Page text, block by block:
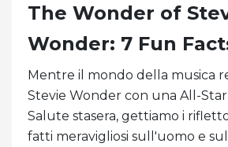
The Wonder of
Wonder: 7 Fun
Mentre il mondo della musica
Stevie Wonder con una All-
Salute stasera, gettiamo i
fatti meravigliosi sull'uomo e